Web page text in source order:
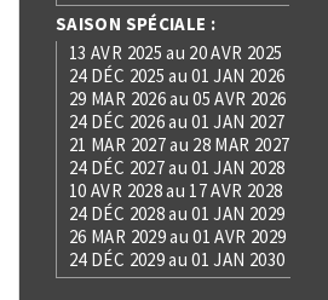
SAISON SPÉCIALE :
13 AVR 2025 au 20 AVR 2025
24 DÉC 2025 au 01 JAN 2026
29 MAR 2026 au 05 AVR 2026
24 DÉC 2026 au 01 JAN 2027
21 MAR 2027 au 28 MAR 2027
24 DÉC 2027 au 01 JAN 2028
10 AVR 2028 au 17 AVR 2028
24 DÉC 2028 au 01 JAN 2029
26 MAR 2029 au 01 AVR 2029
24 DÉC 2029 au 01 JAN 2030